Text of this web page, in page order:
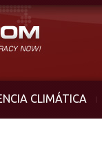
CLIMÁTICA